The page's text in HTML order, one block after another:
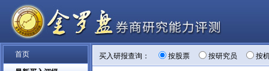
首页 买入研报查询： 按股票 按研究员 按